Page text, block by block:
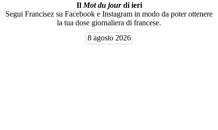
Il Mot du jourdi ieri
Segui Francisez su Facebook e Instagram in modo da poter ottenere
la tua dose giornaliera di francese.
8 agosto 2026